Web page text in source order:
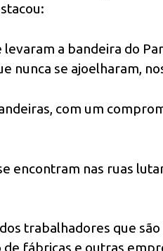
a bandeira do
nunca se ajoelharam,
com um
encontram nas ruas
trabalhadores que
fábricas e outras